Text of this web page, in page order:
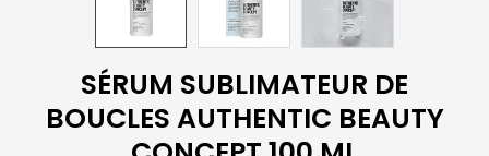
SÉRUM SUBLIMATEUR DE
BOUCLES AUTHENTIC BEAUTY